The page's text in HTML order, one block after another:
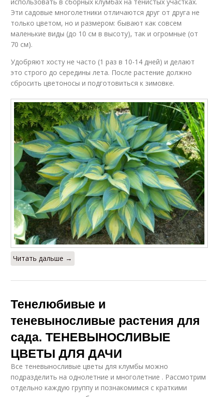
Эти садовые многолетники отличаются друг от друга не
только цветом, но и размером: бывают как совсем
маленькие виды (до 10 см в высоту), так и огромные (от
70 см).
Удобряют хосту не часто (1 раз в 10-14 дней) и делают
это строго до середины лета. После растение должно
сбросить цветоносы и подготовиться к зимовке.
Читать дальше →
Тенелюбивые и
теневыносливые растения для
сада. ТЕНЕВЫНОСЛИВЫЕ
ЦВЕТЫ ДЛЯ ДАЧИ
Все теневыносливые цветы для клумбы можно
подразделить на однолетние и многолетние . Рассмотрим
отдельно каждую группу и познакомимся с краткими